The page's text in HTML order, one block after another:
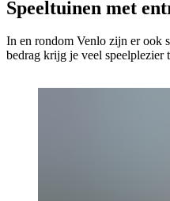
Speeltuinen met
In en rondom Venlo zijn er ook
bedrag krijg je veel speelplezier